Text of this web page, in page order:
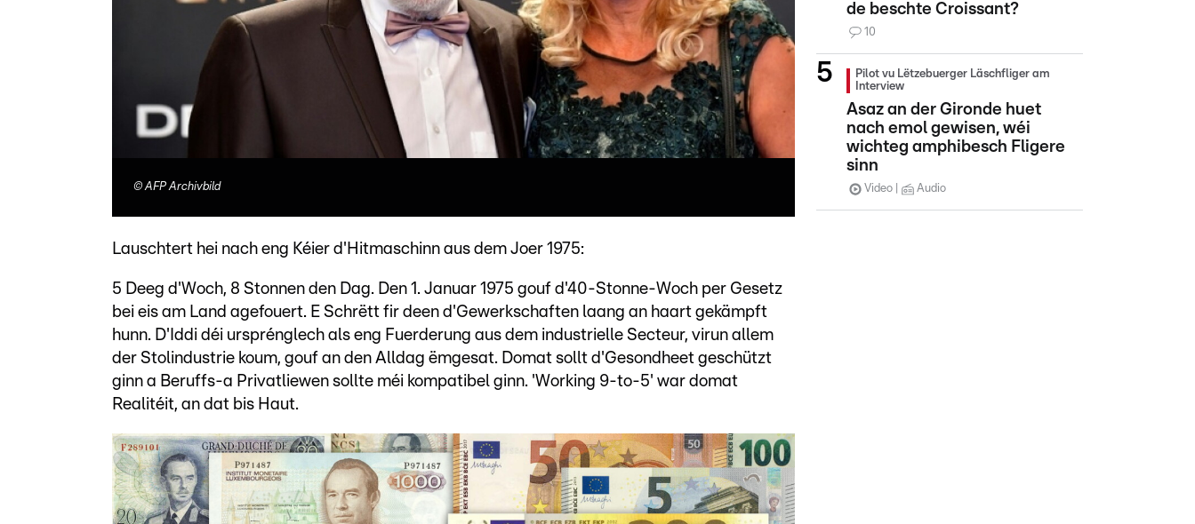
©AFP Archivbild
Lauschtert hei nach eng Kéier d'Hitmaschinn aus dem Joer 1975:
5 Deeg d'Woch, 8 Stonnen den Dag. Den 1. Januar 1975 gouf d'40-Stonne-Woch per Gesetz
bei eis am Land agefouert. E Schrëtt fir deen d'Gewerkschaften laang an haart gekämpft
hunn. D'Iddi déi ursprénglech als eng Fuerderung aus dem industrielle Secteur, virun allem
der Stolindustrie koum, gouf an den Alldag ëmgesat. Domat sollt d'Gesondheet geschützt
ginn a Beruffs-a Privatliewen sollte méi kompatibel ginn. 'Working 9-to-5' war domat
Realitéit, an dat bis Haut.
de beschte Croissant?
10
Pilot vu Lëtzebuerger Läschfliger am
Interview
Asaz an der Gironde huet
nach emol gewisen, wéi
wichteg amphibesch Fligere
sinn
Video Audio